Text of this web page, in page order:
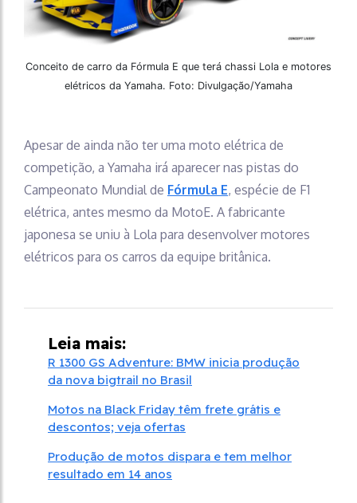
Conceito de carro da Fórmula E que terá chassi Lola e motores
elétricos da Yamaha. Foto: Divulgação/Yamaha
Apesar de ainda não ter uma moto elétrica de
competição, a Yamaha irá aparecer nas pistas do
Campeonato Mundial de Fórmula E, espécie de F1
elétrica, antes mesmo da MotoE. A fabricante
japonesa se uniu à Lola para desenvolver motores
elétricos para os carros da equipe britânica.
Leia mais:
R 1300 GS Adventure: BMW inicia produção
da nova bigtrail no Brasil
Motos na Black Friday têm frete grátis e
descontos; veja ofertas
Produção de motos dispara e tem melhor
resultado em 14 anos